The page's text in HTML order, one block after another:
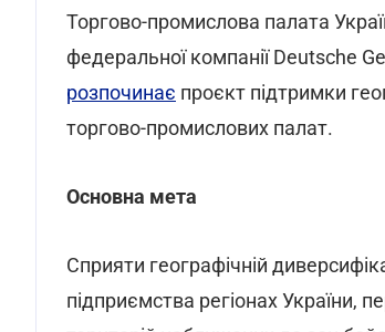
Торгово-промислова палата
федеральної компанії Deutsche
розпочинає проєкт підтримки
торгово-промислових палат.
Основна мета
Сприяти географічній
підприємства регіонах України,